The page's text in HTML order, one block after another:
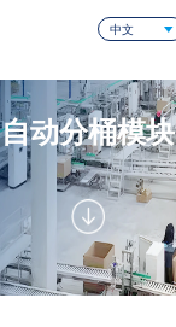
中文
自动分桶模块